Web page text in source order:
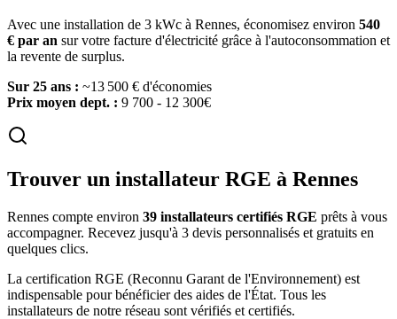
Avec une installation de 3 kWc à Rennes, économisez environ 540
€ par an sur votre facture d'électricité grâce à l'autoconsommation et
la revente de surplus.
Sur 25 ans : ~13 500 € d'économies
Prix moyen dept. : 9 700 - 12 300€
Trouver un installateur RGE à Rennes
Rennes compte environ 39 installateurs certifiés RGE prêts à vous
accompagner. Recevez jusqu'à 3 devis personnalisés et gratuits en
quelques clics.
La certification RGE (Reconnu Garant de l'Environnement) est
indispensable pour bénéficier des aides de l'État. Tous les
installateurs de notre réseau sont vérifiés et certifiés.